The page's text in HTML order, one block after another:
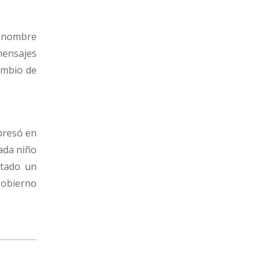
de
en
niño
un